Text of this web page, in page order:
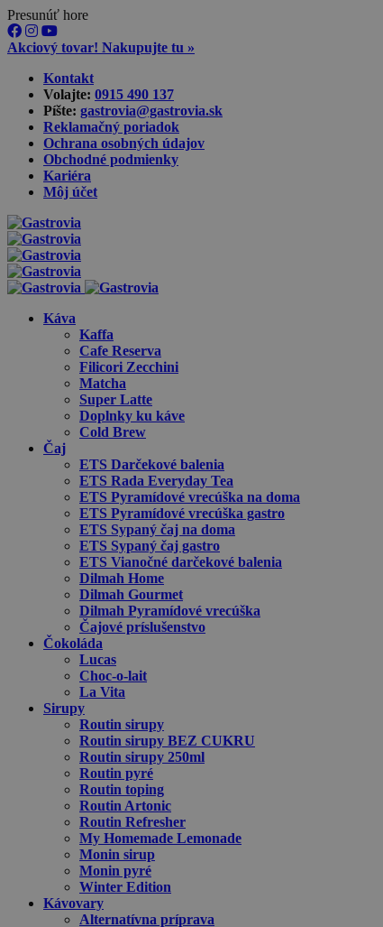
Presunúť hore
Akciový tovar! Nakupujte tu »
content
Kontakt
Volajte: 0915 490 137‬
Píšte: gastrovia@gastrovia.sk‬
Reklamačný poriadok
Ochrana osobných údajov
Obchodné podmienky
Kariéra
Môj účet
Káva
Kaffa
Cafe Reserva
Filicori Zecchini
Matcha
Super Latte
Doplnky ku káve
Cold Brew
Čaj
ETS Darčekové balenia
ETS Rada Everyday Tea
ETS Pyramídové vrecúška na doma
ETS Pyramídové vrecúška gastro
ETS Sypaný čaj na doma
ETS Sypaný čaj gastro
ETS Vianočné darčekové balenia
Dilmah Home
Dilmah Gourmet
Dilmah Pyramídové vrecúška
Čajové príslušenstvo
Čokoláda
Lucas
Choc-o-lait
La Vita
Sirupy
Routin sirupy
Routin sirupy BEZ CUKRU
Routin sirupy 250ml
Routin pyré
Routin toping
Routin Artonic
Routin Refresher
My Homemade Lemonade
Monin sirup
Monin pyré
Winter Edition
Kávovary
Alternatívna príprava